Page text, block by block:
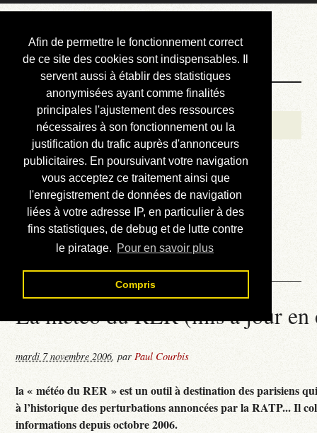
Afin de permettre le fonctionnement correct
de ce site des cookies sont indispensables. Il
servent aussi à établir des statistiques
anonymisées ayant comme finalités
principales l'ajustement des ressources
nécessaires à son fonctionnement ou la
justification du trafic auprès d'annonceurs
publicitaires. En poursuivant votre navigation
vous acceptez ce traitement ainsi que
l'enregistrement de données de navigation
liées à votre adresse IP, en particulier à des
fins statistiques, de debug et de lutte contre
le piratage. Pour en savoir plus
Compris
Courbis, « LE »
Blog Officiel
Bienvenue
Réalisations
Divers (et d’été)
Annonces
Liens externes
Téléchargement
Contact
La météo du RER (mis à jour
mardi 7 novembre 2006,parPaul Courbis
la « météo du RER » est un outil à destination des parisiens
à l’historique des perturbations annoncées par la RATP... Il
informations depuis octobre 2006.